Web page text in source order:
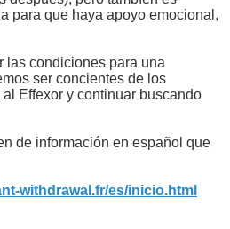
para que haya apoyo emocional,
las condiciones para una
ser concientes de los
Effexor y continuar buscando
de información en español que
withdrawal.fr/es/inicio.html